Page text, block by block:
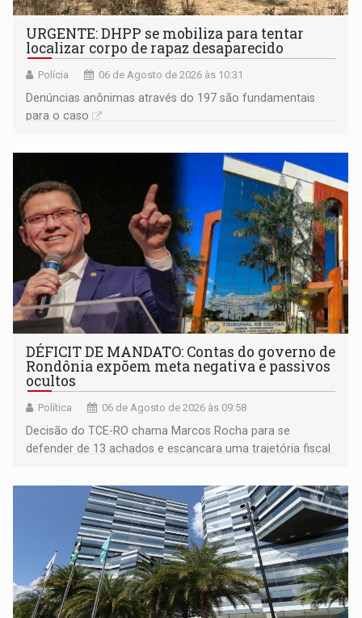
URGENTE: DHPP se mobiliza para tentar
localizar corpo de rapaz desaparecido
Polícia 06 de Agosto de 2026 às 10:31
Denúncias anônimas através do 197 são fundamentais
para o caso
DÉFICIT DE MANDATO: Contas do governo de
Rondônia expõem meta negativa e passivos
ocultos
Política 06 de Agosto de 2026 às 09:58
Decisão do TCE-RO chama Marcos Rocha para se
defender de 13 achados e escancara uma trajetória fiscal
mandato